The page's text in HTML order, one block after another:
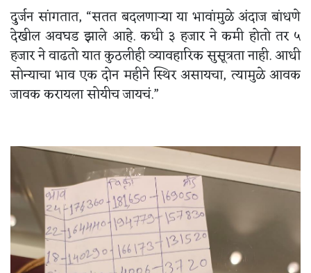
दुर्जन सांगतात, “सतत बदलणाऱ्या या भावांमुळे अंदाज बांधणे
देखील अवघड झाले आहे. कधी ३ हजार ने कमी होतो तर ५
हजार ने वाढतो यात कुठलीही व्यावहारिक सुसूत्रता नाही. आधी
सोन्याचा भाव एक दोन महीने स्थिर असायचा, त्यामुळे आवक
जावक करायला सोयीच जायचं.”